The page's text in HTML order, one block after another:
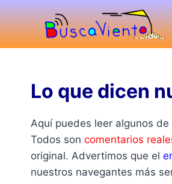
Saltar
al
contenido
Lo que dicen
Aquí puedes leer algunos de
Todos son comentarios
original. Advertimos que el
nuestros navegantes más